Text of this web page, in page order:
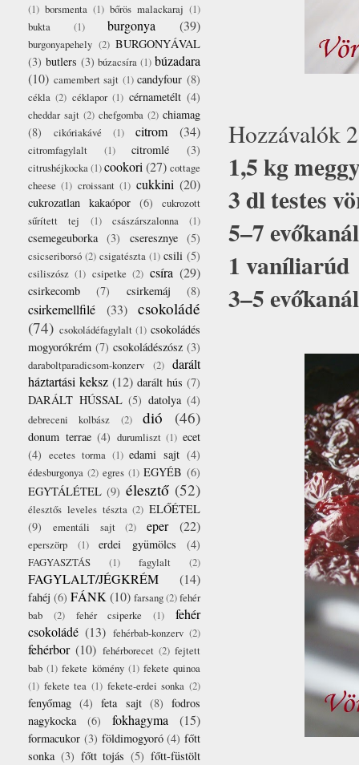
Hozzávalók
1,5 kg
3 dl testes
5–7
1 vaníliarúd
3–5
(1) borsmenta (1) bőrös malackaraj (1)
bukta
(1) burgonya (39)
burgonyapehely (2) BURGONYÁVAL
(3) butlers (3) búzacsíra (1) búzadara
(10) camembert sajt (1) candyfour (8)
cékla (2) céklapor (1) cérnametélt (4)
cheddar sajt (2) chefgomba (2) chiamag
(8)
cikóriakávé (1) citrom (34)
citromfagylalt (1) citromlé (3)
citrushéjkocka(1)cookori (27) cottage
cheese (1) croissant (1) cukkini (20)
cukrozatlan kakaópor (6)
cukrozott
sűrített tej
(1) császárszalonna (1)
csemegeuborka (3) cseresznye (5)
csicseriborsó (2) csigatészta (1) csili (5)
csiliszósz (1) csipetke (2) csíra (29)
csirkecomb (7) csirkemáj (8)
csirkemellfilé (33)
csokoládé
(74) csokoládéfagylalt (1) csokoládés
mogyorókrém (7) csokoládészósz (3)
daraboltparadicsom-konzerv (2) darált
háztartási keksz (12) darált hús (7)
DARÁLT HÚSSAL (5) datolya (4)
debreceni kolbász (2) dió (46)
donum terrae (4) durumliszt (1) ecet
(4) ecetes torma (1) edami sajt (4)
édesburgonya (2) egres (1) EGYÉB (6)
EGYTÁLÉTEL (9) élesztő (52)
élesztős leveles tészta (2) ELŐÉTEL
(9)
ementáli sajt (2) eper (22)
eperszörp (1) erdei gyümölcs (4)
FAGYASZTÁS (1) fagylalt (2)
FAGYLALT/JÉGKRÉM (14)
fahéj (6) FÁNK (10) farsang(2)fehér
bab
(2) fehér csiperke (1)
fehér
csokoládé (13) fehérbab-konzerv (2)
fehérbor (10) fehérborecet (2) fejtett
bab (1) fekete kömény (1) fekete quinoa
(1) fekete tea (1) fekete-erdei sonka (2)
fenyőmag (4) feta sajt (8) fodros
nagykocka
(6) fokhagyma (15)
formacukor (3) földimogyoró (4) főtt
sonka (3) főtt tojás (5) főtt-füstölt